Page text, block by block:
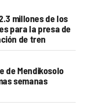
millones de los
para la presa de
de tren
de Mendikosolo
semanas